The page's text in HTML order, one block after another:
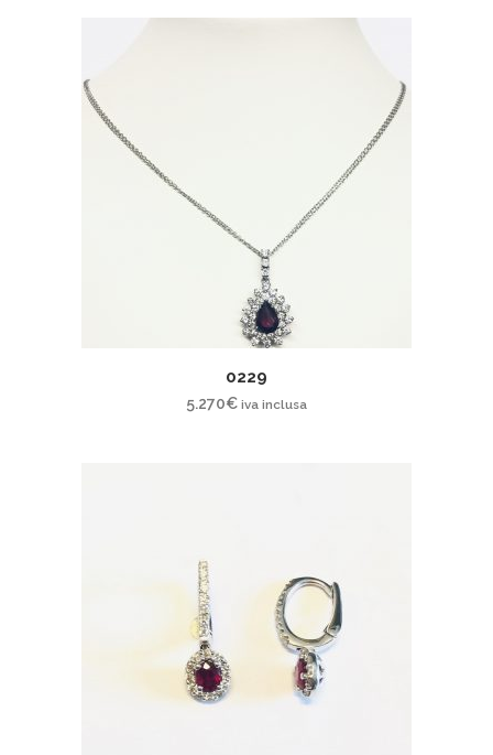
0229
5.270€ iva inclusa